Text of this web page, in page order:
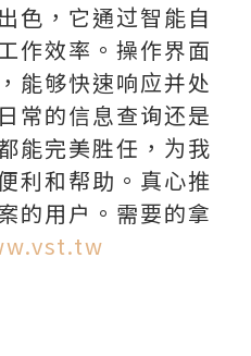
色，它通过智能自
作效率。操作界面
能够快速响应并处
常的信息查询还是
能完美胜任，为我
利和帮助。真心推
的用户。需要的拿